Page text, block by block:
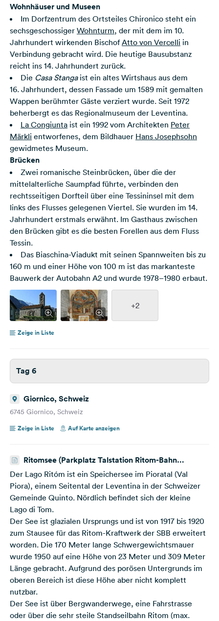
Wohnhäuser und Museen
Im Dorfzentrum des Ortsteiles Chironico steht ein
sechsgeschossiger Wohnturm, der mit dem im 10.
Jahrhundert wirkenden BischofAtto von Vercelli in
Verbindung gebracht wird. Die heutige Bausubstanz
reicht ins 14. Jahrhundert zurück.
Die Casa Stangaist ein altes Wirtshaus aus dem
16. Jahrhundert, dessen Fassade um 1589 mit gemalten
Wappen berühmter Gäste verziert wurde. Seit 1972
beherbergt es das Regionalmuseum der Leventina.
La Congiunta ist ein 1992 vom Architekten Peter
Märkli entworfenes, dem Bildhauer Hans Josephsohn
gewidmetes Museum.
Brücken
Zwei romanische Steinbrücken, über die der
mittelalterliche Saumpfad führte, verbinden den
rechtsseitigen Dorfteil über eine Tessininsel mit dem
links des Flusses gelegenen Viertel. Sie wurden im 14.
Jahrhundert erstmals erwähnt. Im Gasthaus zwischen
den Brücken gibt es die besten Forellen aus dem Fluss
Tessin.
Das Biaschina-Viadukt mit seinen Spannweiten bis zu
160 m und einer Höhe von 100 m ist das markanteste
Bauwerk der Autobahn A2 und wurde 1978–1980 erbaut.
+2
Zeige in Liste
Tag 6
Giornico, Schweiz
6745 Giornico, Schweiz
Zeige in Liste
Auf Karte anzeigen
Ritomsee (Parkplatz Talstation Ritom-Bahn
benutzen)
Der Lago Ritóm ist ein Speichersee im Pioratal (Val
Piora), einem Seitental der Leventina in der Schweizer
Gemeinde Quinto. Nördlich befindet sich der kleine
Lago di Tom.
Der See ist glazialen Ursprungs und ist von 1917 bis 1920
zum Stausee für das Ritom-Kraftwerk der SBB erweitert
worden. Die 170 Meter lange Schwergewichtsmauer
wurde 1950 auf eine Höhe von 23 Meter und 309 Meter
Länge gebracht. Aufgrund des porösen Untergrunds im
oberen Bereich ist diese Höhe aber nicht komplett
nutzbar.
Der See ist über Bergwanderwege, eine Fahrstrasse
oder über die sehr steile Standseilbahn Ritom (max.